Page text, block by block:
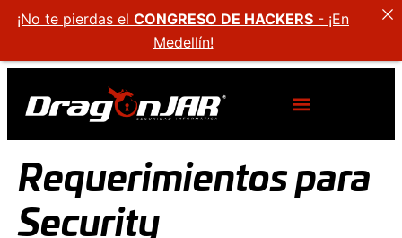
Requerimientos para
Security
¡No te pierdas el CONGRESO DE HACKERS - ¡En
Medellín!